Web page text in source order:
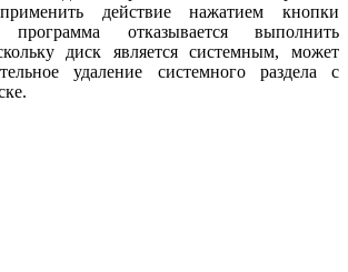
действие нажатием кнопки
отказывается выполнить
диск является системным, может
удаление системного раздела с